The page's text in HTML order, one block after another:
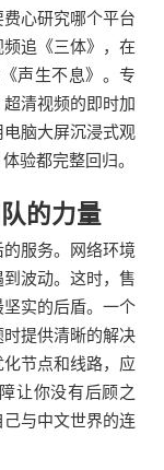
心研究哪个平台
追《三体》，在
声生不息》。专
清视频的即时加
脑大屏沉浸式观
验都完整回归。
的力量
服务。网络环境
波动。这时，售
实的后盾。一个
提供清晰的解决
节点和线路，应
让你没有后顾之
与中文世界的连